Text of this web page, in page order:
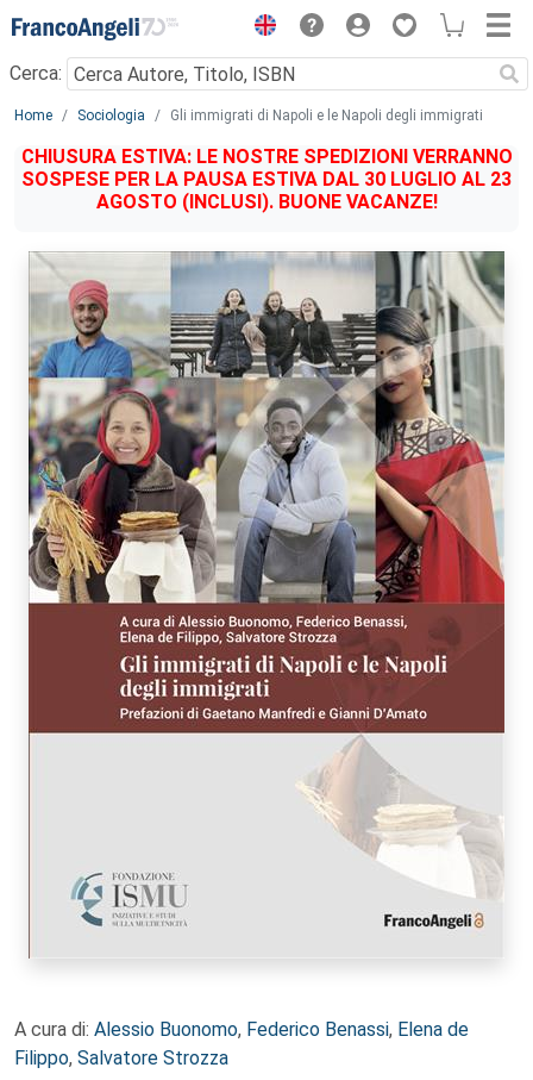
Menu
Cerca:
Main content
Home Sociologia Gli immigrati di Napoli e le Napoli degli immigrati
CHIUSURA ESTIVA: LE NOSTRE SPEDIZIONI VERRANNO
SOSPESE PER LA PAUSA ESTIVA DAL 30 LUGLIO AL 23
AGOSTO (INCLUSI). BUONE VACANZE!
A cura di: Alessio Buonomo, Federico Benassi, Elena de
Filippo, Salvatore Strozza